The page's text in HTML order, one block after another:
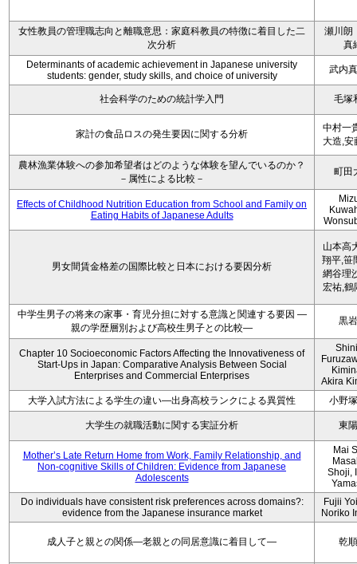
女性教員の管理職志向と離職意思：家庭科教員の特徴に着目した二
次分析
瀬川朗
真
Determinants of academic achievement in Japanese university
students: gender, study skills, and choice of university
武内
社会科学のための統計学入門 毛塚
家計の食品ロスの発生要因に関する分析
中村一
大造,安
農林漁業体験への参加希望者はどのような体験を望んでいるのか？
－属性による比較－
町田
Effects of Childhood Nutrition Education from School and Family on
Eating Habits of Japanese Adults
男女間賃金格差の国際比較と日本における要因分析
山本高
翔平,笹
網谷理
宏祐,鶴
中学生男子の将来の家事・育児分担に対する意識と関連する要因 ―
親の学歴層別および高校生男子との比較―
黒
Chapter 10 Socioeconomic Factors Affecting the Innovativeness of
Start-Ups in Japan: Comparative Analysis Between Social
Enterprises and Commercial Enterprises
Akira
大学入試方法による学生の違い―出身高校ランクによる異質性
小野
大学生の就職活動に関する実証分析 東
Mother’s Late Return Home from Work, Family Relationship, and
Non-cognitive Skills of Children: Evidence from Japanese
Adolescents
Mai
Shoji,
Do individuals have consistent risk preferences across domains?:
evidence from the Japanese insurance market
Fujii
Noriko
成人子と親との関係―老親との同居意識に着目して― 乾